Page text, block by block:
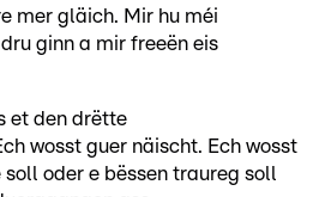
mer gläich. Mir hu méi
ginn a mir freeën eis
et den drëtte
wosst guer näischt. Ech wosst
oder e bëssen traureg soll